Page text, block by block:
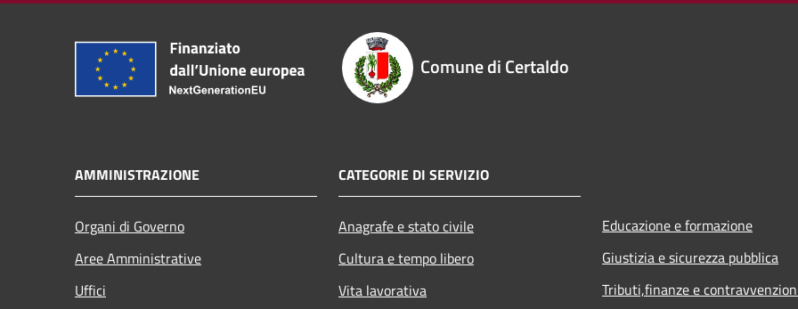
Comune di Certaldo
AMMINISTRAZIONE
Organi di Governo
Aree Amministrative
Uffici
CATEGORIE DI SERVIZIO
Anagrafe e stato civile
Cultura e tempo libero
Vita lavorativa
Educazione e formazione
Giustizia e sicurezza pubblica
Tributi,finanze e